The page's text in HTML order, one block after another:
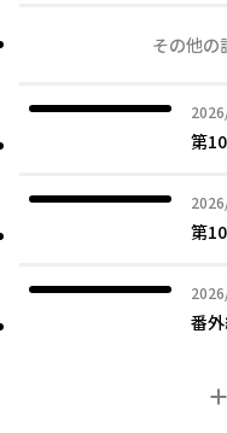
その他の
2026
第
2026
第
2026
番